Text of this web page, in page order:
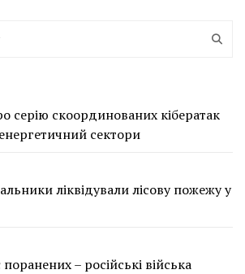
серію скоординованих кібератак
сектори
ліквідували лісову пожежу у
– російські війська